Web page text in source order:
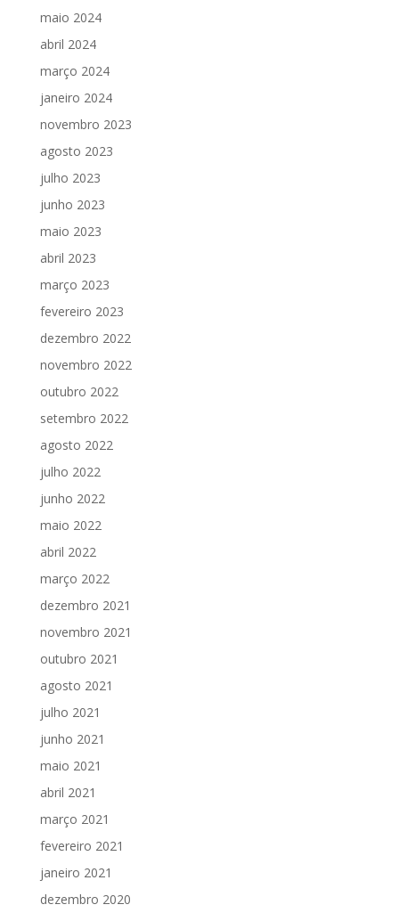
maio 2024
abril 2024
março 2024
janeiro 2024
novembro 2023
agosto 2023
julho 2023
junho 2023
maio 2023
abril 2023
março 2023
fevereiro 2023
dezembro 2022
novembro 2022
outubro 2022
setembro 2022
agosto 2022
julho 2022
junho 2022
maio 2022
abril 2022
março 2022
dezembro 2021
novembro 2021
outubro 2021
agosto 2021
julho 2021
junho 2021
maio 2021
abril 2021
março 2021
fevereiro 2021
janeiro 2021
dezembro 2020